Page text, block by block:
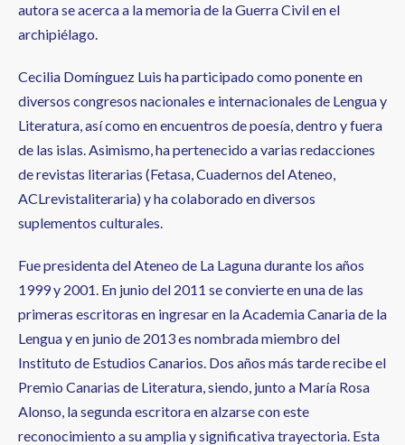
autora se acerca a la memoria de la Guerra Civil en el
archipiélago.
Cecilia Domínguez Luis ha participado como ponente en
diversos congresos nacionales e internacionales de Lengua y
Literatura, así como en encuentros de poesía, dentro y fuera
de las islas. Asimismo, ha pertenecido a varias redacciones
de revistas literarias (Fetasa, Cuadernos del Ateneo,
ACLrevistaliteraria) y ha colaborado en diversos
suplementos culturales.
Fue presidenta del Ateneo de La Laguna durante los años
1999 y 2001. En junio del 2011 se convierte en una de las
primeras escritoras en ingresar en la Academia Canaria de la
Lengua y en junio de 2013 es nombrada miembro del
Instituto de Estudios Canarios. Dos años más tarde recibe el
Premio Canarias de Literatura, siendo, junto a María Rosa
Alonso, la segunda escritora en alzarse con este
reconocimiento a su amplia y significativa trayectoria. Esta